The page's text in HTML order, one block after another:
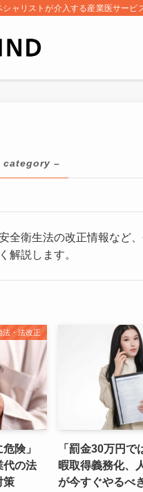
ャリストが介入する産業医サービ
category –
全衛生法の改正情報など
解説します。
法・法改正
険」
代の法
策
「罰金30万円
暇取得義務化、
が今すぐやるべ